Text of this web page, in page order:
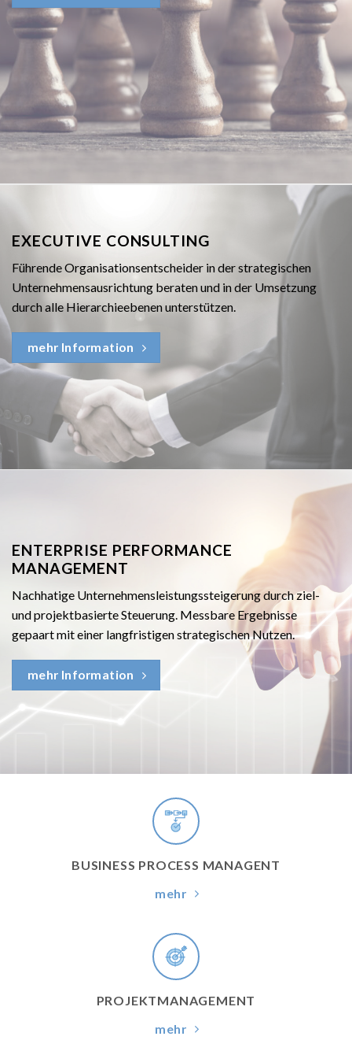
EXECUTIVE CONSULTING
Führende Organisationsentscheider in der strategischen
Unternehmensausrichtung beraten und in der Umsetzung
durch alle Hierarchieebenen unterstützen.
mehr Information
ENTERPRISE PERFORMANCE
MANAGEMENT
Nachhatige Unternehmensleistungssteigerung durch ziel-
und projektbasierte Steuerung. Messbare Ergebnisse
gepaart mit einer langfristigen strategischen Nutzen.
mehr Information
BUSINESS PROCESS MANAGENT
mehr
PROJEKTMANAGEMENT
mehr